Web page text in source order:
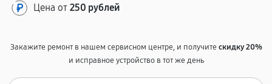
Цена от 250 рублей
Закажите ремонт в нашем сервисном центре, и получитескидку 20%
и исправное устройство в тот же день